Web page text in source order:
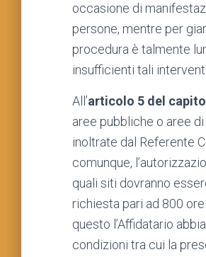
occasione di
persone, mentre per
procedura è talmente
insufficienti tali
All’articolo 5 del
aree pubbliche o aree
inoltrate dal Referente
comunque,
quali siti dovranno
richiesta pari ad 800
questo l’Affidatario
condizioni tra cui la